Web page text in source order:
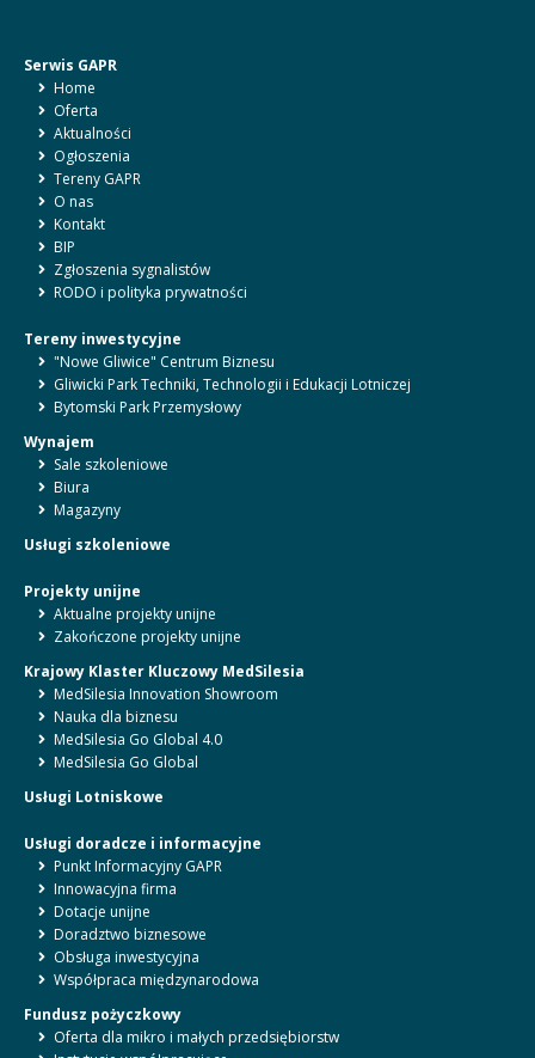
Serwis GAPR
Home
Oferta
Aktualności
Ogłoszenia
Tereny GAPR
O nas
Kontakt
BIP
Zgłoszenia sygnalistów
RODO i polityka prywatności
Tereny inwestycyjne
"Nowe Gliwice" Centrum Biznesu
Gliwicki Park Techniki, Technologii i Edukacji Lotniczej
Bytomski Park Przemysłowy
Wynajem
Sale szkoleniowe
Biura
Magazyny
Usługi szkoleniowe
Projekty unijne
Aktualne projekty unijne
Zakończone projekty unijne
Krajowy Klaster Kluczowy MedSilesia
MedSilesia Innovation Showroom
Nauka dla biznesu
MedSilesia Go Global 4.0
MedSilesia Go Global
Usługi Lotniskowe
Usługi doradcze i informacyjne
Punkt Informacyjny GAPR
Innowacyjna firma
Dotacje unijne
Doradztwo biznesowe
Obsługa inwestycyjna
Współpraca międzynarodowa
Fundusz pożyczkowy
Oferta dla mikro i małych przedsiębiorstw